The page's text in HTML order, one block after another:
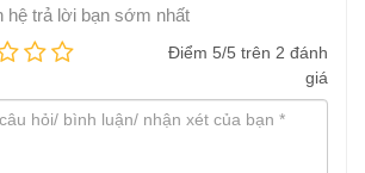
hệ trả lời bạn sớm nhất
Điểm 5/5 trên 2 đánh
giá